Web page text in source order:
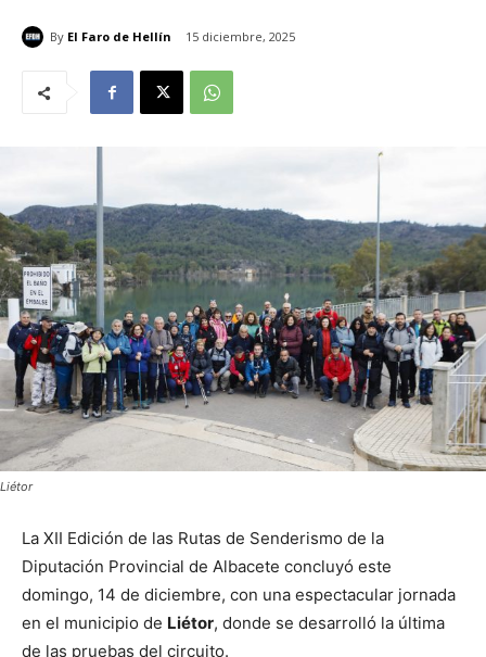
By El Faro de Hellín 15 diciembre, 2025
Liétor
La XII Edición de las Rutas de Senderismo de la
Diputación Provincial de Albacete concluyó este
domingo, 14 de diciembre, con una espectacular jornada
en el municipio de Liétor, donde se desarrolló la última
de las pruebas del circuito.